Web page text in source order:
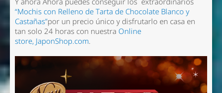
“Mochis con Relleno de Tarta de Chocolate Blanco y
Castañas”por un precio único y disfrutarlo en casa en
tan solo 24 horas con nuestra Online
store, JaponShop.com.